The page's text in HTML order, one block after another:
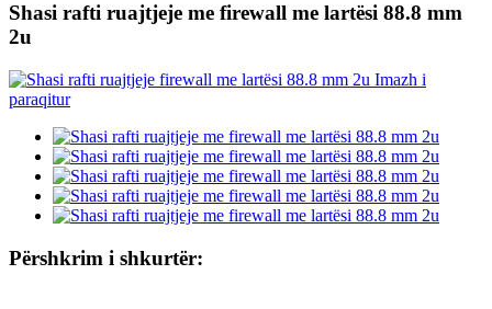
Shasi rafti ruajtjeje me firewall me lartësi 88.8 mm
2u
Përshkrim i shkurtër: